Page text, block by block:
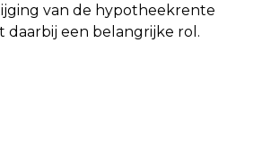
van de hypotheekrente
daarbij een belangrijke rol.